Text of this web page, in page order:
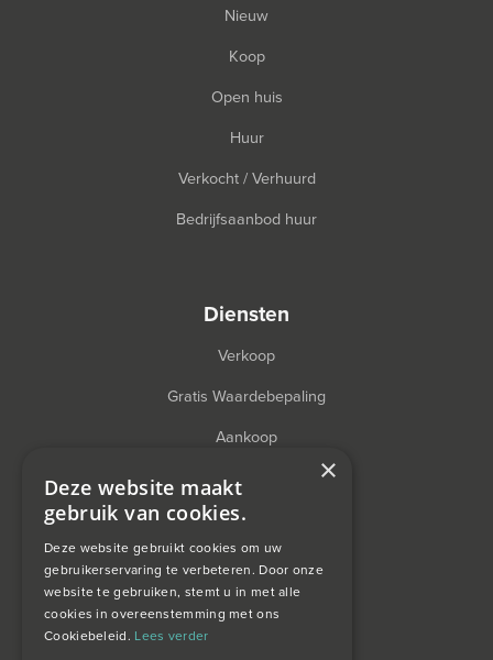
Nieuw
Koop
Open huis
Huur
Verkocht / Verhuurd
Bedrijfsaanbod huur
diensten
Verkoop
Gratis Waardebepaling
Aankoop
Financieel Advies
Taxatie
over ons
×
Deze website maakt
gebruik van cookies.
Deze website gebruikt cookies om uw
gebruikerservaring te verbeteren. Door onze
website te gebruiken, stemt u in met alle
cookies in overeenstemming met ons
Cookiebeleid. Lees verder